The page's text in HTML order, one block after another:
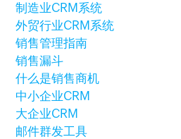
制造业CRM系统
外贸行业CRM系统
销售管理指南
销售漏斗
什么是销售商机
中小企业CRM
大企业CRM
邮件群发工具